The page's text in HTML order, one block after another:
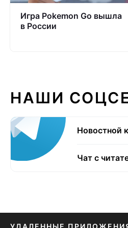
Игра Pokemon Go вышла
в России
НАШИ
Новостной
Чат с